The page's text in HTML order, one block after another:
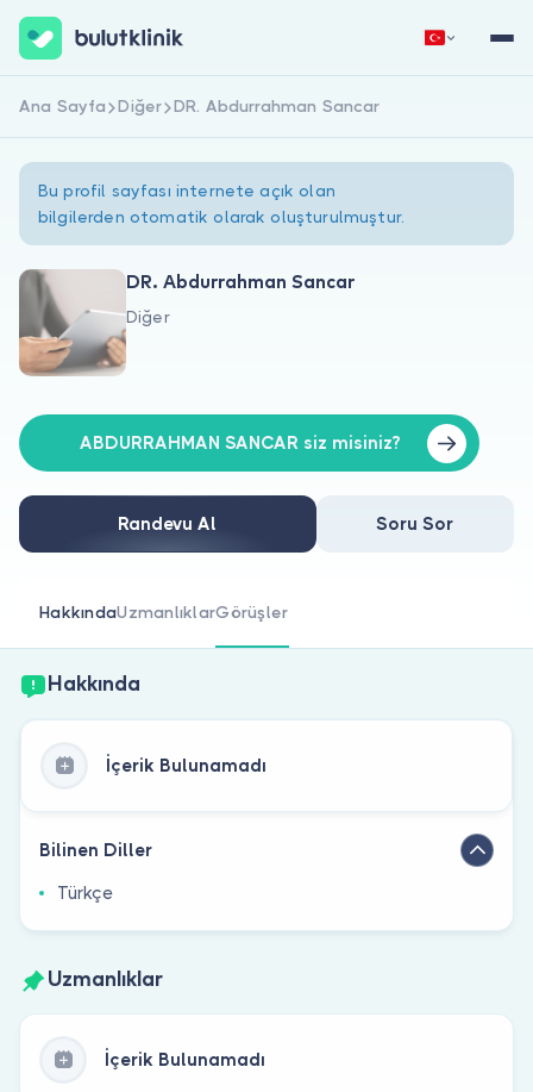
Hakkımızda
Doktorlar için
Doktor musunuz?
Hemen Kaydol Giriş Yap
Ana Sayfa Diğer DR. Abdurrahman Sancar
Bu profil sayfası internete açık olan
bilgilerden otomatik olarak oluşturulmuştur.
DR. Abdurrahman Sancar
Diğer
ABDURRAHMAN SANCAR siz misiniz?
Randevu Al Soru Sor
HakkındaUzmanlıklarGörüşler
Hakkında
İçerik Bulunamadı
Bilinen Diller
Türkçe
Uzmanlıklar
İçerik Bulunamadı